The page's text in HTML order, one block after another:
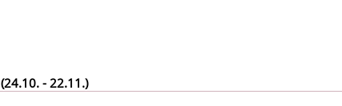
- 22.11.)